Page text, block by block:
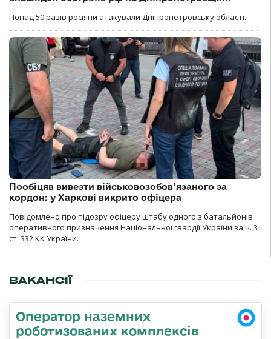
Понад 50 разів росіяни атакували Дніпропетровську області.
Пообіцяв вивезти військовозобов’язаного за
кордон: у Харкові викрито офіцера
Повідомлено про підозру офіцеру штабу одного з батальйонів
оперативного призначення Національної гвардії України за ч. 3
ст. 332 КК України.
ВАКАНСІЇ
Оператор наземних
роботизованих комплексів